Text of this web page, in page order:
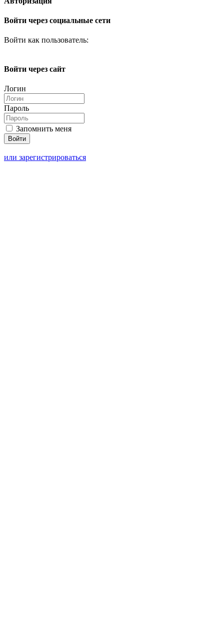
Войти через социальные сети
Войти как пользователь:
Войти через сайт
Логин
Пароль
Запомнить меня
или зарегистрироваться